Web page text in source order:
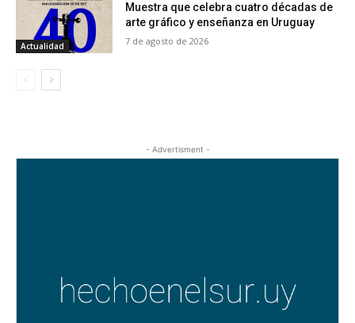
Actualidad
Muestra que celebra cuatro décadas de
arte gráfico y enseñanza en Uruguay
7 de agosto de 2026
- Advertisment -